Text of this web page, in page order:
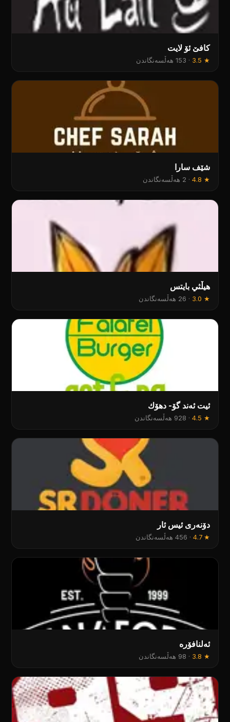
كافێ ئۆ لايت
★
3.5
· 153 هەڵسەنگاندن
شێف سارا
★
4.8
· 2 هەڵسەنگاندن
هيڵثي بايتس
★
3.0
· 26 هەڵسەنگاندن
ئیت ئەند گۆ- دهۆك
★
4.5
· 928 هەڵسەنگاندن
دۆنەری ئیس ئار
★
4.7
· 456 هەڵسەنگاندن
ئەلنافۆرە
★
3.8
· 98 هەڵسەنگاندن